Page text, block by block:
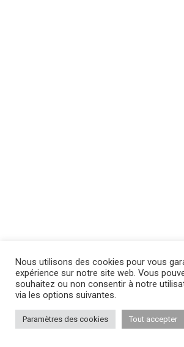
Nous utilisons des cookies pour vous
expérience sur notre site web. Vous
souhaitez ou non consentir à notre
via les options suivantes.
Paramètres des cookies Tout accepter